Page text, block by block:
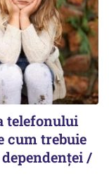
telefonului
cum trebuie
/